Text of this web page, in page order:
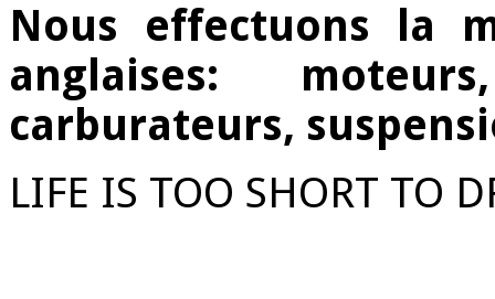
Nous effectuons la
anglaises:
carburateurs,
LIFE IS TOO SHORT TO